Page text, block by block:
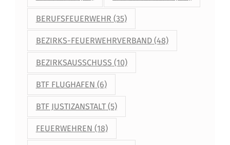
BERUFSFEUERWEHR (35)
BEZIRKS-FEUERWEHRVERBAND(48)
BEZIRKSAUSSCHUSS (10)
BTF FLUGHAFEN (6)
BTF JUSTIZANSTALT(5)
FEUERWEHREN (18)